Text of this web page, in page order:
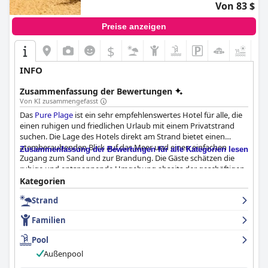
Von 83 $
Preise anzeigen
$
INFO
Zusammenfassung der Bewertungen
Von KI zusammengefasst
Das Pure Plage ist ein sehr empfehlenswertes Hotel für alle, die
einen ruhigen und friedlichen Urlaub mit einem Privatstrand
suchen. Die Lage des Hotels direkt am Strand bietet einen
atemberaubenden Blick auf das Meer und einen einfachen
Zugang zum Sand und zur Brandung. Die Gäste schätzen die
ruhige und entspannende Umgebung abseits der geschäftigen
Stadt. Die Lage des Hotels sur la plage ist ideal für Familien, die
einen tollen Ort für ihren Urlaub suchen. Das Frühstück ist zwar
in Bezug auf Vielfalt und Auswahl verbesserungswürdig, aber
die Qualität der Speisen selbst ist im Allgemeinen gut. Die
Zimmer sind geräumig, komfortabel und im Allgemeinen gut
ausgestattet, auch wenn es in einigen Zimmern an guter
Beleuchtung oder an der Sauberkeit hapert. Das Hotel ist bei
den Gästen wegen seiner Sauberkeit und der guten Lage
beliebt. Das Personal ist fantastisch, kooperativ, hilfsbereit und
Zusammenfassung der Bewertungen für alle Kategorien lesen
Kategorien
Strand
Familien
Pool
Außenpool